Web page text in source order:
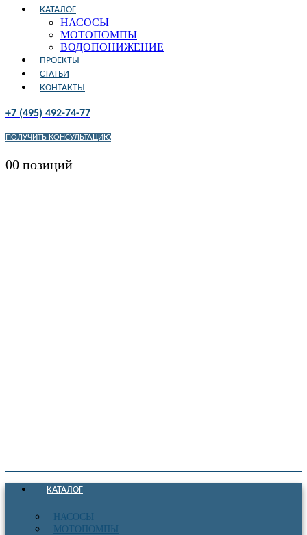
КАТАЛОГ
НАСОСЫ
МОТОПОМПЫ
ВОДОПОНИЖЕНИЕ
ПРОЕКТЫ
СТАТЬИ
КОНТАКТЫ
+7 (495) 492-74-77
ПОЛУЧИТЬ КОНСУЛЬТАЦИЮ
00 позиций
КАТАЛОГ
НАСОСЫ
МОТОПОМПЫ